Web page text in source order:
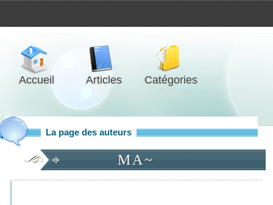
Accueil Articles Catégories
La page des auteurs
MA~